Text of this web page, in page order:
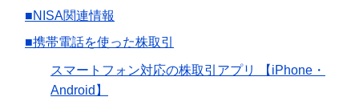
■NISA関連情報
■携帯電話を使った株取引
スマートフォン対応の株取引アプリ 【iPhone・
Android】